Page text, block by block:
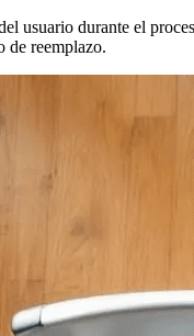
usuario durante el
de reemplazo.